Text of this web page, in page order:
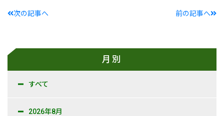
次の記事へ 前の記事へ
月別
すべて
2026年8月